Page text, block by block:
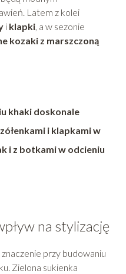
Latem z kolei
i klapki, a w sezonie
kozaki z marszczoną
khaki doskonale
i klapkami w
i z botkami w odcieniu
na stylizację
przy budowaniu
Zielona sukienka